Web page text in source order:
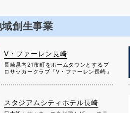
創生事業
V・ファーレン長崎
長崎県内21市町をホームタウンとするプ
ロサッカークラブ「V・ファーレン長崎」
スタジアムシティホテル長崎